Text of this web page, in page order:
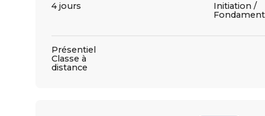
4 jours
Initiation /
Présentiel
Classe à
distance